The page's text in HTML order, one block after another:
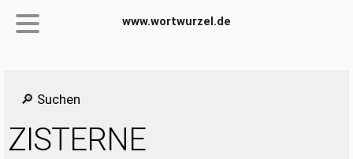
www.wortwurzel.de
🔎 Suchen
ZISTERNE